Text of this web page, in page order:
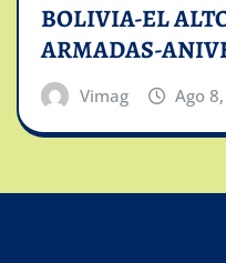
BOLIVIA-EL
ARMADAS-
Vimag Ago